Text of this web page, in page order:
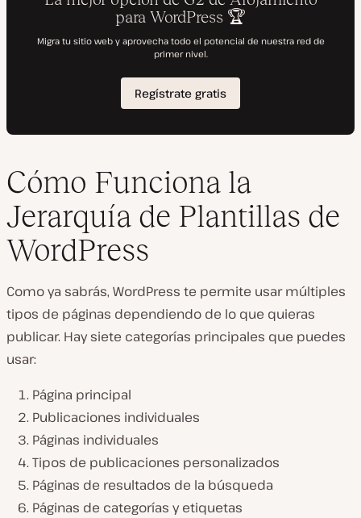
Cómo Funciona la
Jerarquía de Plantillas de
WordPress
Como ya sabrás, WordPress te permite usar múltiples
tipos de páginas dependiendo de lo que quieras
publicar. Hay siete categorías principales que puedes
usar:
Página principal
Publicaciones individuales
Páginas individuales
Tipos de publicaciones personalizados
Páginas de resultados de la búsqueda
Páginas de categorías y etiquetas